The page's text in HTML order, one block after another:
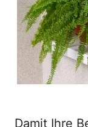
Damit Ihre